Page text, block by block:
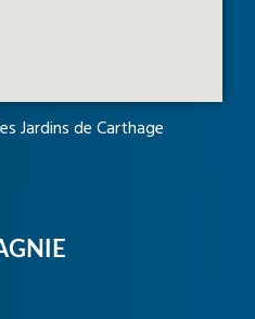
Jardins de Carthage